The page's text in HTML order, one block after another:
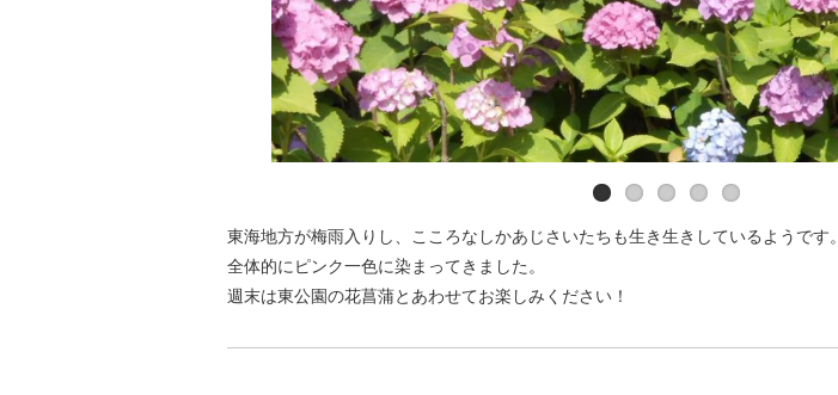
東海地方が梅雨入りし、こころなしかあじさいたちも生き生きしているようです。
全体的にピンク一色に染まってきました。
週末は東公園の花菖蒲とあわせてお楽しみください！